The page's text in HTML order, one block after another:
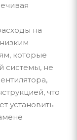
на
которые
системы, не
что
установить